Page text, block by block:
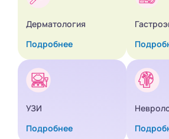
Дерматология
Подробнее
УЗИ
Подробнее